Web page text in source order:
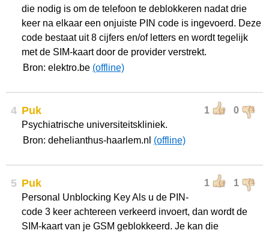
die nodig is om de telefoon te deblokkeren nadat drie
keer na elkaar een onjuiste PIN code is ingevoerd. Deze
code bestaat uit 8 cijfers en/of letters en wordt tegelijk
met de SIM-kaart door de provider verstrekt.
Bron: elektro.be (offline)
4 1 0
Puk
Psychiatrische universiteitskliniek.
Bron: dehelianthus-haarlem.nl (offline)
5 1 1
Puk
Personal Unblocking Key Als u de PIN-
code 3 keer achtereen verkeerd invoert, dan wordt de
SIM-kaart van je GSM geblokkeerd. Je kan die